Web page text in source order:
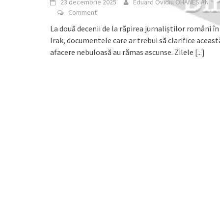
Comment
La două decenii de la răpirea jurnaliștilor români în
Irak, documentele care ar trebui să clarifice
afacere nebuloasă au rămas ascunse. Zilele [...]